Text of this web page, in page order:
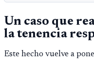
Un caso que
la tenencia
Este hecho vuelve a